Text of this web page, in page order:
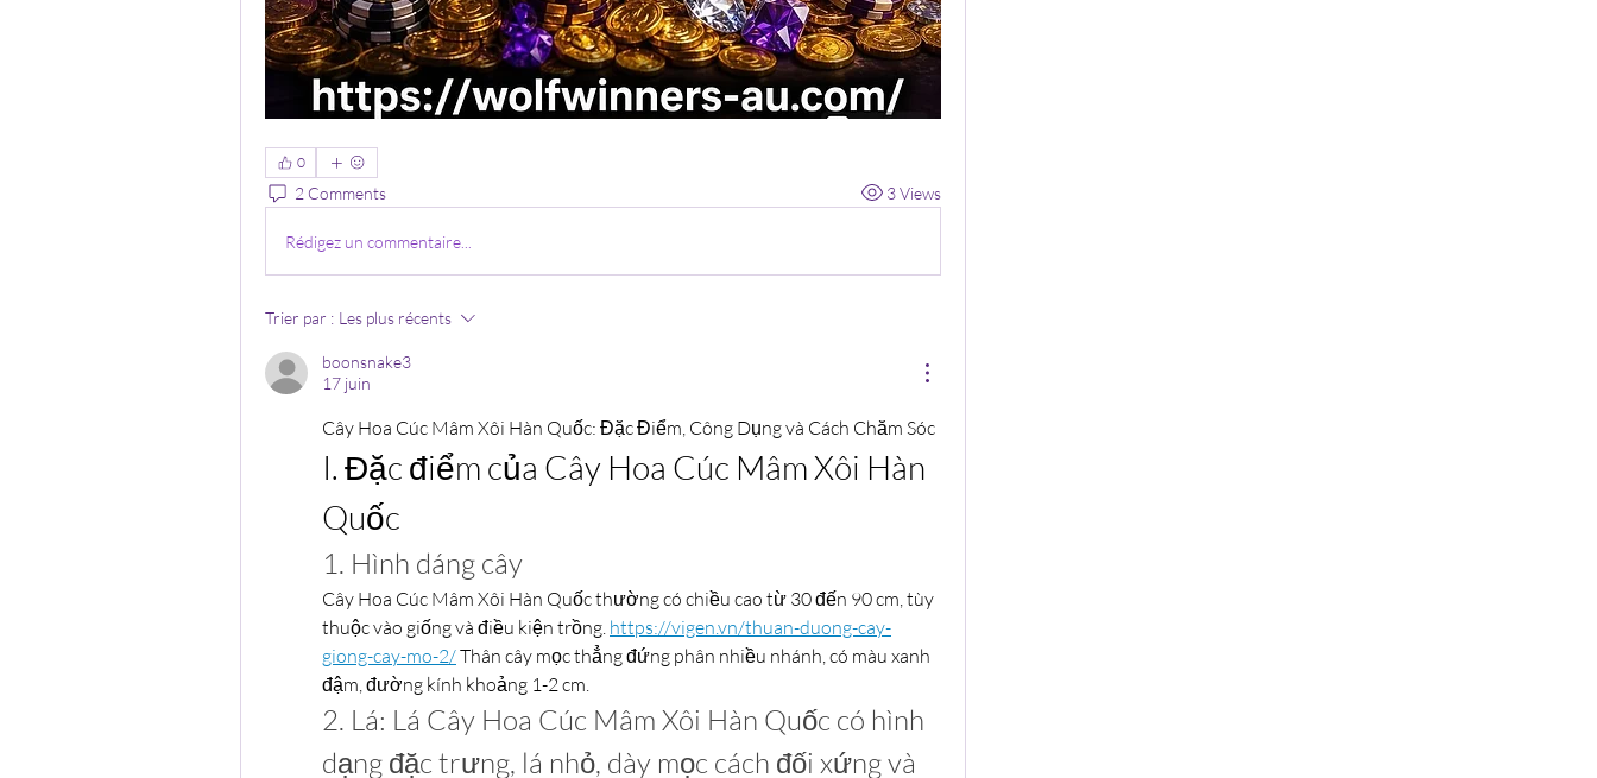
0
2 Comments 3 Views
Rédigez un commentaire...
Trier par : Les plus récents
boonsnake3
17 juin
Cây Hoa Cúc Mâm Xôi Hàn Quốc: Đặc Điểm, Công Dụng và Cách Chăm Sóc
I. Đặc điểm của Cây Hoa Cúc Mâm Xôi Hàn
Quốc
1. Hình dáng cây
Cây Hoa Cúc Mâm Xôi Hàn Quốc thường có chiều cao từ 30 đến 90 cm, tùy
thuộc vào giống và điều kiện trồng. https://vigen.vn/thuan-duong-cay-
giong-cay-mo-2/ Thân cây mọc thẳng đứng phân nhiều nhánh, có màu xanh
đậm, đường kính khoảng 1-2 cm.
2. Lá: Lá Cây Hoa Cúc Mâm Xôi Hàn Quốc có hình
dạng đặc trưng, lá nhỏ, dày mọc cách đối xứng và